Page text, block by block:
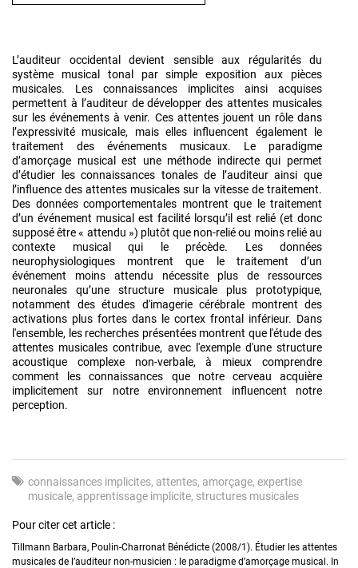
L’auditeur occidental devient sensible aux régularités du
système musical tonal par simple exposition aux pièces
musicales. Les connaissances implicites ainsi acquises
permettent à l’auditeur de développer des attentes musicales
sur les événements à venir. Ces attentes jouent un rôle dans
l’expressivité musicale, mais elles influencent également le
traitement des événements musicaux. Le paradigme
d’amorçage musical est une méthode indirecte qui permet
d’étudier les connaissances tonales de l’auditeur ainsi que
l’influence des attentes musicales sur la vitesse de traitement.
Des données comportementales montrent que le traitement
d’un événement musical est facilité lorsqu’il est relié (et donc
supposé être « attendu ») plutôt que non-relié ou moins relié au
contexte musical qui le précède. Les données
neurophysiologiques montrent que le traitement d’un
événement moins attendu nécessite plus de ressources
neuronales qu’une structure musicale plus prototypique,
notamment des études d'imagerie cérébrale montrent des
activations plus fortes dans le cortex frontal inférieur. Dans
l'ensemble, les recherches présentées montrent que l'étude des
attentes musicales contribue, avec l'exemple d'une structure
acoustique complexe non-verbale, à mieux comprendre
comment les connaissances que notre cerveau acquière
implicitement sur notre environnement influencent notre
perception.
connaissances implicites attentes amorçage expertise
musicale apprentissage implicite structures musicales
Pour citer cet article :
Tillmann Barbara, Poulin-Charronat Bénédicte (2008/1). Étudier les attentes
musicales de l’auditeur non-musicien : le paradigme d’amorçage musical. In